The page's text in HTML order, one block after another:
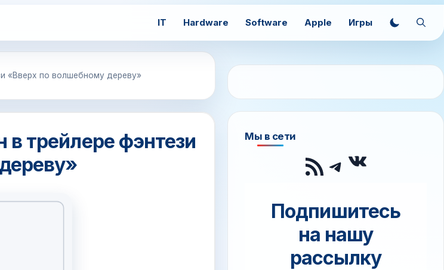
IT Hardware Software Apple Игры
«Вверх по волшебному дереву»
трейлере фэнтези
Мы в сети
RSS-лента
Telegram
Подпишитесь
на нашу
рассылку